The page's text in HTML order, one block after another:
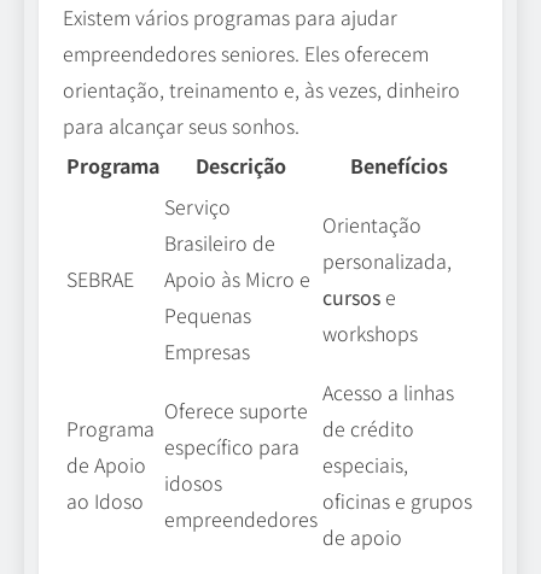
Existem vários programas para ajudar
empreendedores seniores. Eles oferecem
orientação, treinamento e, às vezes, dinheiro
para alcançar seus sonhos.
Programa
Descrição Benefícios
SEBRAE
Serviço
Brasileiro de
Apoio às Micro e
Pequenas
Empresas
Orientação
personalizada,
cursos e
workshops
Programa
de Apoio
ao Idoso
Oferece suporte
específico para
idosos
empreendedores
Acesso a linhas
de crédito
especiais,
oficinas e grupos
de apoio